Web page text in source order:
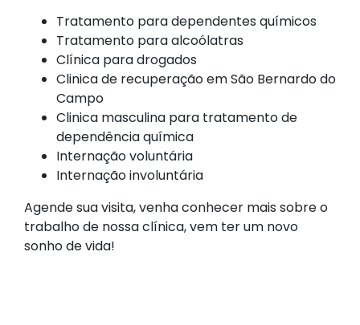
Tratamento para dependentes químicos
Tratamento para alcoólatras
Clínica para drogados
Clinica de recuperação em São Bernardo do
Campo
Clinica masculina para tratamento de
dependência química
Internação voluntária
Internação involuntária
Agende sua visita, venha conhecer mais sobre o
trabalho de nossa clínica, vem ter um novo
sonho de vida!